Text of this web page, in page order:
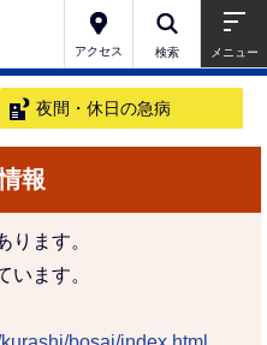
アクセス 検索 メニュー
夜間・休日の急病
報
ります。
います。